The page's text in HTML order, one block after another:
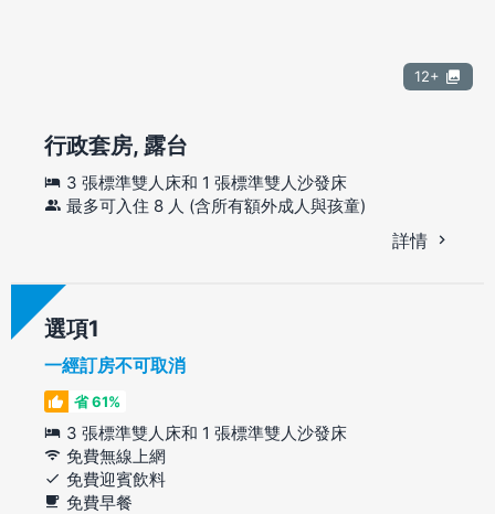
12+
行政套房, 露台
3 張標準雙人床和 1 張標準雙人沙發床
最多可入住 8 人 (含所有額外成人與孩童)
詳情
選項
一經訂房不可取消
省 61%
3 張標準雙人床和 1 張標準雙人沙發床
免費無線上網
免費迎賓飲料
免費早餐